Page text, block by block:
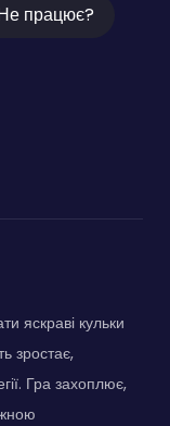
працює?
яскраві кульки
зростає,
Гра захоплює,